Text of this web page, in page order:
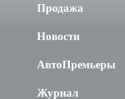
Продажа
Новости
АвтоПремьеры
Журнал